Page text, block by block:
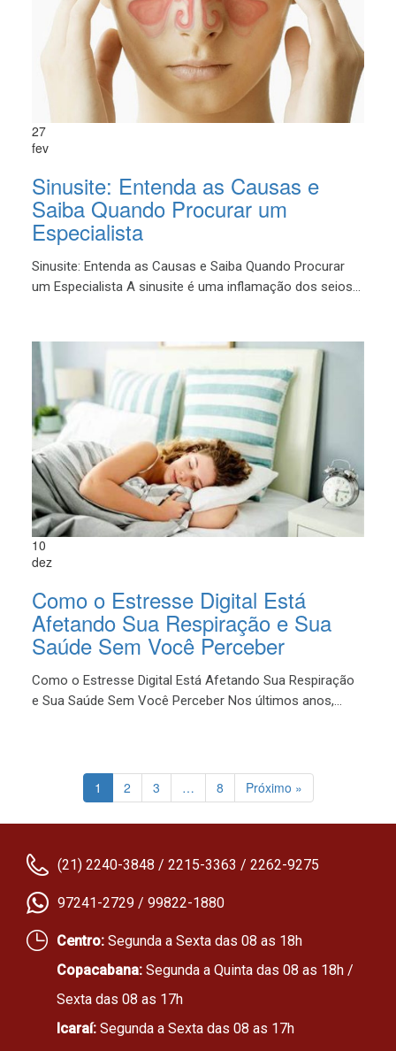
27
fev
Sinusite: Entenda as Causas e
Saiba Quando Procurar um
Especialista
Sinusite: Entenda as Causas e Saiba Quando Procurar
um Especialista A sinusite é uma inflamação dos seios...
10
dez
Como o Estresse Digital Está
Afetando Sua Respiração e Sua
Saúde Sem Você Perceber
Como o Estresse Digital Está Afetando Sua Respiração
e Sua Saúde Sem Você Perceber Nos últimos anos,...
1 2 3 … 8 Próximo »
(21) 2240-3848 / 2215-3363 / 2262-9275
97241-2729 / 99822-1880
Centro: Segunda a Sexta das 08 as 18h
Copacabana: Segunda a Quinta das 08 as 18h /
Sexta das 08 as 17h
Icaraí: Segunda a Sexta das 08 as 17h